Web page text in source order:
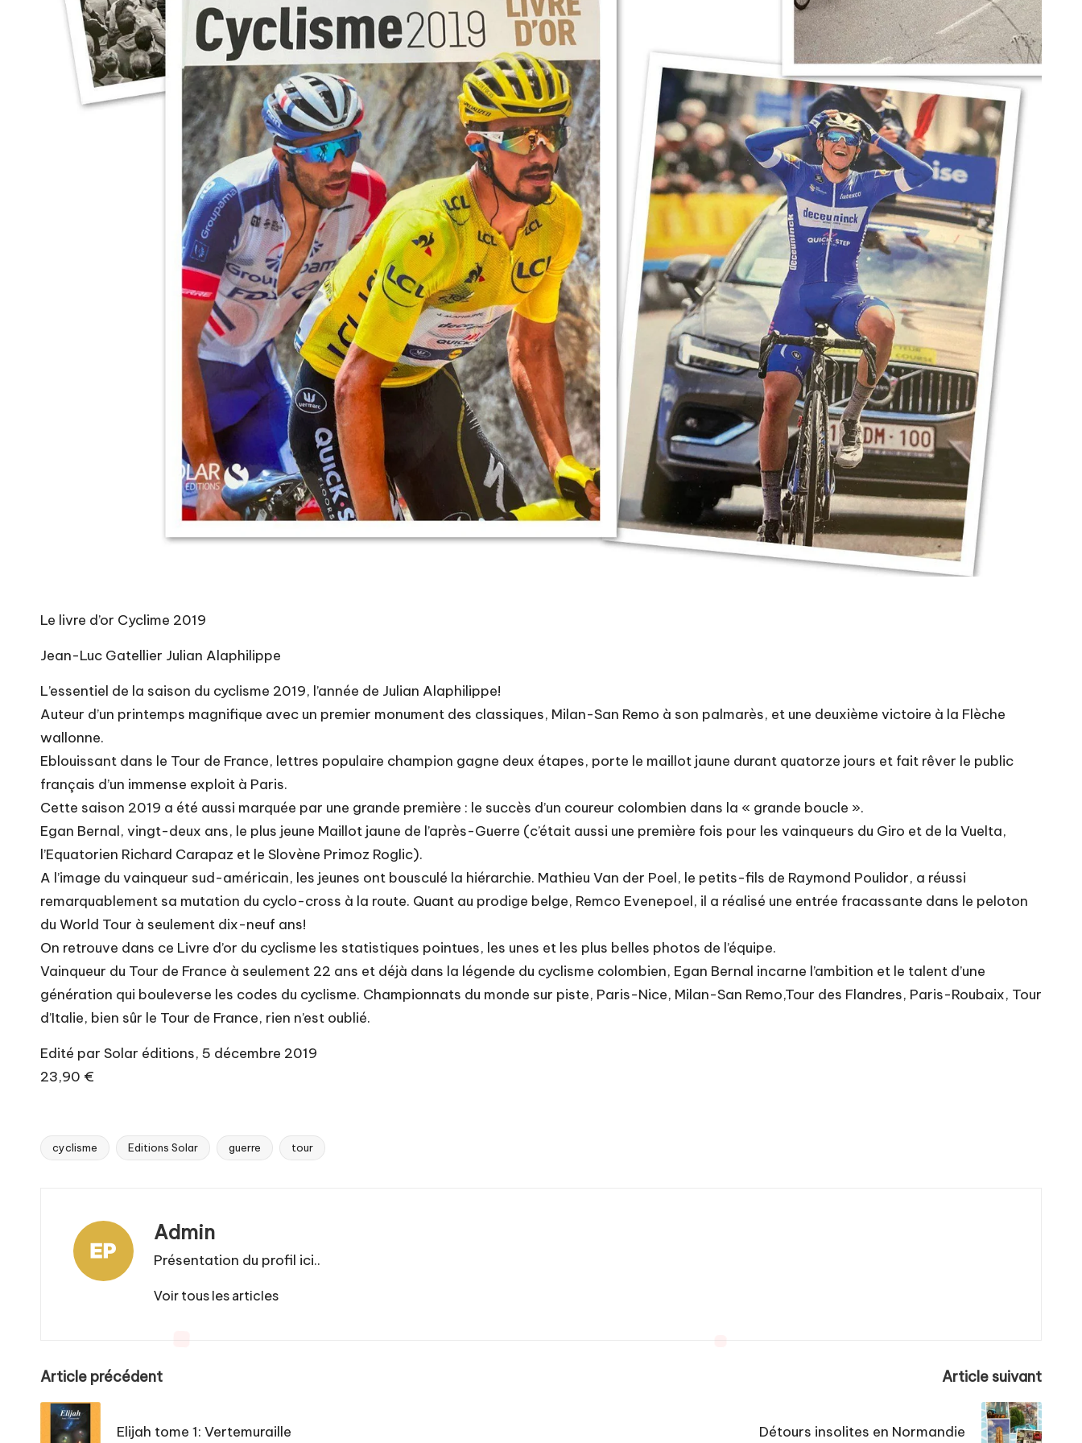
Le livre d’or Cyclime 2019
Jean-Luc Gatellier Julian Alaphilippe
L’essentiel de la saison du cyclisme 2019, l’année de Julian Alaphilippe!
Auteur d’un printemps magnifique avec un premier monument des classiques, Milan-San Remo à son palmarès, et une deuxième victoire à la Flèche
wallonne.
Eblouissant dans le Tour de France, lettres populaire champion gagne deux étapes, porte le maillot jaune durant quatorze jours et fait rêver le public
français d’un immense exploit à Paris.
Cette saison 2019 a été aussi marquée par une grande première : le succès d’un coureur colombien dans la « grande boucle ».
Egan Bernal, vingt-deux ans, le plus jeune Maillot jaune de l’après-Guerre (c’était aussi une première fois pour les vainqueurs du Giro et de la Vuelta,
l’Equatorien Richard Carapaz et le Slovène Primoz Roglic).
A l’image du vainqueur sud-américain, les jeunes ont bousculé la hiérarchie. Mathieu Van der Poel, le petits-fils de Raymond Poulidor, a réussi
remarquablement sa mutation du cyclo-cross à la route. Quant au prodige belge, Remco Evenepoel, il a réalisé une entrée fracassante dans le peloton
du World Tour à seulement dix-neuf ans!
On retrouve dans ce Livre d’or du cyclisme les statistiques pointues, les unes et les plus belles photos de l’équipe.
Vainqueur du Tour de France à seulement 22 ans et déjà dans la légende du cyclisme colombien, Egan Bernal incarne l’ambition et le talent d’une
génération qui bouleverse les codes du cyclisme. Championnats du monde sur piste, Paris-Nice, Milan-San Remo,Tour des Flandres, Paris-Roubaix, Tour
d’Italie, bien sûr le Tour de France, rien n’est oublié.
Edité par Solar éditions, 5 décembre 2019
23,90 €
Tags:
cyclisme Editions Solar guerre tour
Admin
Présentation du profil ici..
Voir tous les articles
Post
navigation
Article précédent
Elijah tome 1: Vertemuraille
Article suivant
Détours insolites en Normandie